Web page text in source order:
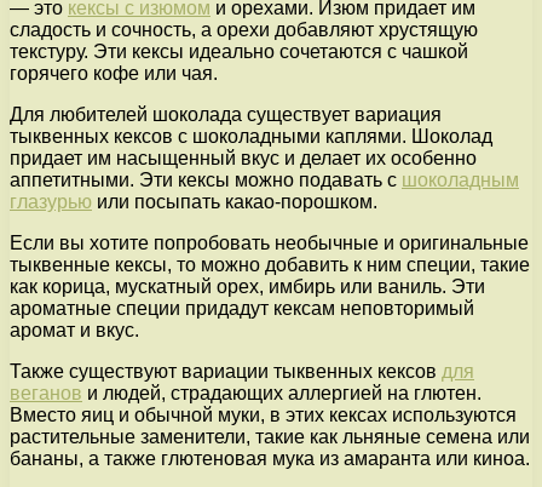
— это кексы с изюмом и орехами. Изюм придает им
сладость и сочность, а орехи добавляют хрустящую
текстуру. Эти кексы идеально сочетаются с чашкой
горячего кофе или чая.
Для любителей шоколада существует вариация
тыквенных кексов с шоколадными каплями. Шоколад
придает им насыщенный вкус и делает их особенно
аппетитными. Эти кексы можно подавать с шоколадным
глазурью или посыпать какао-порошком.
Если вы хотите попробовать необычные и оригинальные
тыквенные кексы, то можно добавить к ним специи, такие
как корица, мускатный орех, имбирь или ваниль. Эти
ароматные специи придадут кексам неповторимый
аромат и вкус.
Также существуют вариации тыквенных кексов для
веганов и людей, страдающих аллергией на глютен.
Вместо яиц и обычной муки, в этих кексах используются
растительные заменители, такие как льняные семена или
бананы, а также глютеновая мука из амаранта или киноа.